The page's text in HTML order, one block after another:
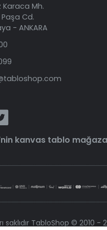
Karaca Mh.
Cd.
- ANKARA
kanvas tablo
saklıdır TabloShop © 2010 -